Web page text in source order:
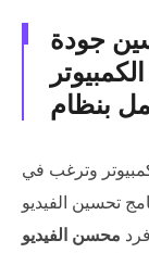
جودة
وترغب في
تحسين الفيديو
محسن الفيديو